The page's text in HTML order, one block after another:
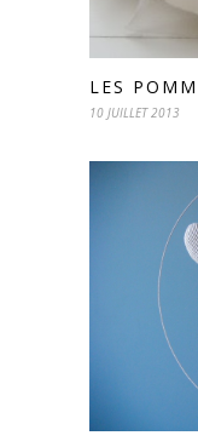
LES
10 JUILLET 2013